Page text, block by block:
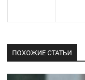
ПОХОЖИЕ СТАТЬИ